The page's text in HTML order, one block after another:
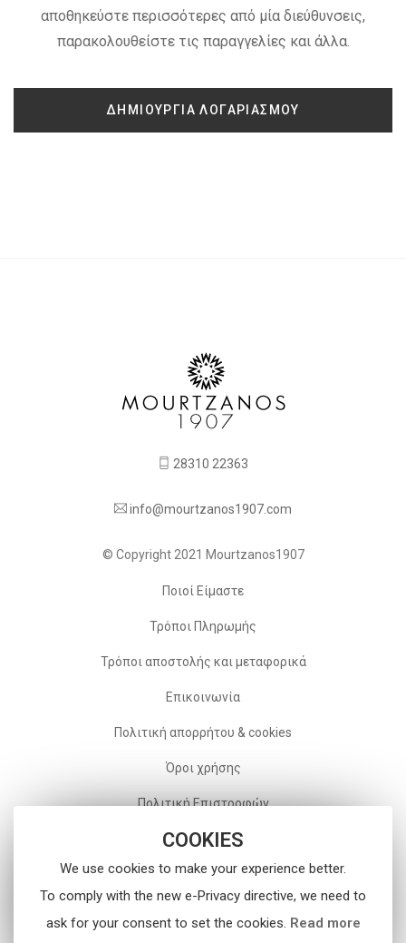
αποθηκεύστε περισσότερες από μία διεύθυνσεις,
παρακολουθείστε τις παραγγελίες και άλλα.
ΔΗΜΙΟΥΡΓΊΑ ΛΟΓΑΡΙΑΣΜΟΎ
COOKIES
We use cookies to make your experience better.
To comply with the new e-Privacy directive, we need to
ask for your consent to set the cookies. Read more
28310 22363
info@mourtzanos1907.com
© Copyright 2021 Mourtzanos1907
Ποιοί Είμαστε
Τρόποι Πληρωμής
Τρόποι αποστολής και μεταφορικά
Επικοινωνία
Πολιτική απορρήτου & cookies
Όροι χρήσης
Πολιτική Επιστροφών
Follow Us On Social